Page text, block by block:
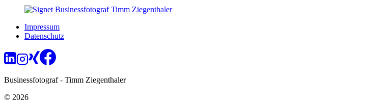
Impressum
Datenschutz
Businessfotograf - Timm Ziegenthaler
© 2026